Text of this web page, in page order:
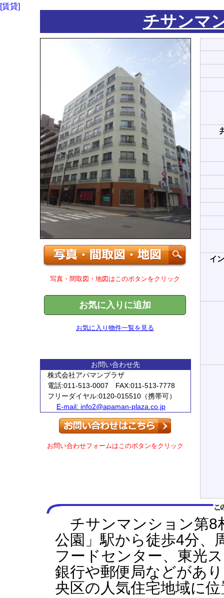
[賃貸]
チサンマ
写真・間取図・地図はこのボタンをクリック
お気に入りに追加
お気に入り物件一覧を見る
お問い合わせ先
株式会社アパマンプラザ
電話:011-513-0007 FAX:011-513-7778
フリーダイヤル:0120-015510（携帯可）
E-mail: info2@apaman-plaza.co.jp
お問い合わせフォームはこのボタンをクリック
イ
チサンマンション第8
公園」駅から徒歩4分、
フードセンター、東光
銀行や郵便局などがあ
央区の人気住宅地域に